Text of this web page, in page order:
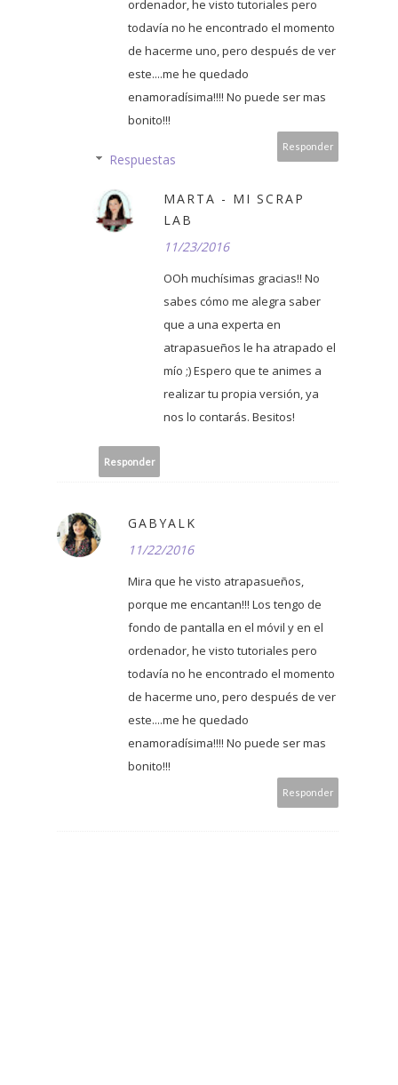
ordenador, he visto tutoriales pero
todavía no he encontrado el momento
de hacerme uno, pero después de ver
este....me he quedado
enamoradísima!!!! No puede ser mas
bonito!!!
Responder
Respuestas
MARTA - MI SCRAP
LAB
11/23/2016
OOh muchísimas gracias!! No
sabes cómo me alegra saber
que a una experta en
atrapasueños le ha atrapado el
mío ;) Espero que te animes a
realizar tu propia versión, ya
nos lo contarás. Besitos!
Responder
GABYALK
11/22/2016
Mira que he visto atrapasueños,
porque me encantan!!! Los tengo de
fondo de pantalla en el móvil y en el
ordenador, he visto tutoriales pero
todavía no he encontrado el momento
de hacerme uno, pero después de ver
este....me he quedado
enamoradísima!!!! No puede ser mas
bonito!!!
Responder